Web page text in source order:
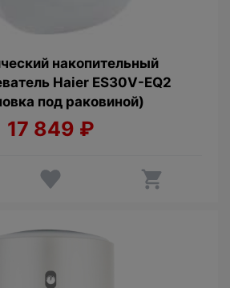
накопительный
Haier ES30V-EQ2
под раковиной)
17 849 ₽